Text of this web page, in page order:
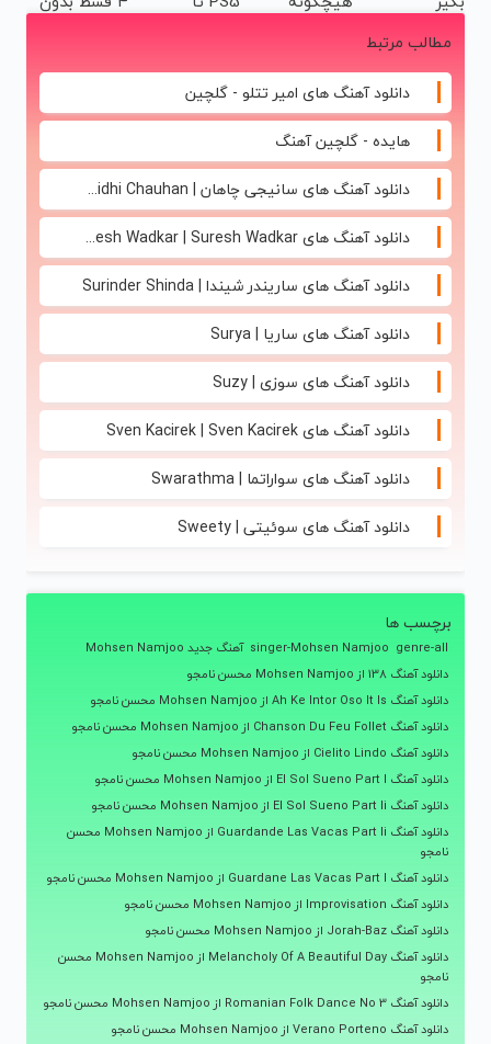
مطالب مرتبط
دانلود آهنگ های امیر تتلو - گلچین
هایده - گلچین آهنگ
دانلود آهنگ های سانیجی چاهان | Sunidhi Chauhan
دانلود آهنگ های Suresh Wadkar | Suresh Wadkar
دانلود آهنگ های ساریندر شیندا | Surinder Shinda
دانلود آهنگ های ساریا | Surya
دانلود آهنگ های سوزی | Suzy
دانلود آهنگ های Sven Kacirek | Sven Kacirek
دانلود آهنگ های سواراتما | Swarathma
دانلود آهنگ های سوئیتی | Sweety
برچسب ها
genre-all
singer-Mohsen Namjoo آهنگ جدید Mohsen Namjoo
دانلود آهنگ 138 از Mohsen Namjoo محسن نامجو
دانلود آهنگ Ah Ke Intor Oso It Is از Mohsen Namjoo محسن نامجو
دانلود آهنگ Chanson Du Feu Follet از Mohsen Namjoo محسن نامجو
دانلود آهنگ Cielito Lindo از Mohsen Namjoo محسن نامجو
دانلود آهنگ El Sol Sueno Part I از Mohsen Namjoo محسن نامجو
دانلود آهنگ El Sol Sueno Part Ii از Mohsen Namjoo محسن نامجو
دانلود آهنگ Guardande Las Vacas Part Ii از Mohsen Namjoo محسن
نامجو
دانلود آهنگ Guardane Las Vacas Part I از Mohsen Namjoo محسن نامجو
دانلود آهنگ Improvisation از Mohsen Namjoo محسن نامجو
دانلود آهنگ Jorah-Baz از Mohsen Namjoo محسن نامجو
دانلود آهنگ Melancholy Of A Beautiful Day از Mohsen Namjoo محسن
نامجو
دانلود آهنگ Romanian Folk Dance No 3 از Mohsen Namjoo محسن نامجو
دانلود آهنگ Verano Porteno از Mohsen Namjoo محسن نامجو